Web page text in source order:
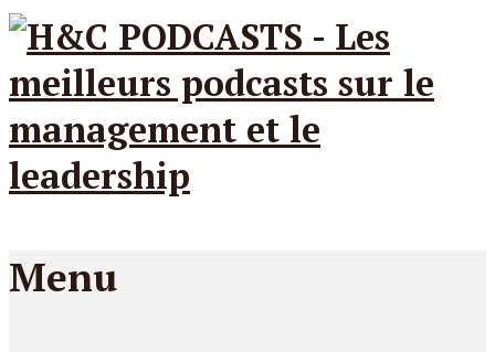
Menu